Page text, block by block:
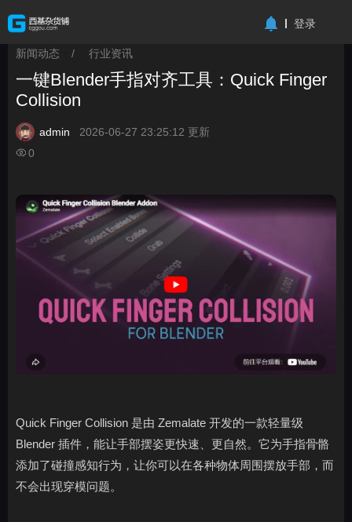
登录
新闻动态 / 行业资讯
一键Blender手指对齐工具：Quick Finger
Collision
admin
2026-06-27 23:25:12 更新
0
Quick Finger Collision 是由 Zemalate 开发的一款轻量级
Blender 插件，能让手部摆姿更快速、更自然。它为手指骨骼
添加了碰撞感知行为，让你可以在各种物体周围摆放手部，而
不会出现穿模问题。